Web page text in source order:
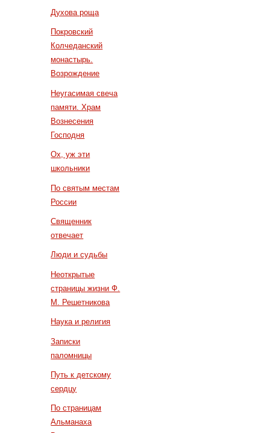
Духова роща
Покровский
Колчеданский
монастырь.
Возрождение
Неугасимая свеча
памяти. Храм
Вознесения
Господня
Ох, уж эти
школьники
По святым местам
России
Священник
отвечает
Люди и судьбы
Неоткрытые
страницы жизни Ф.
М. Решетникова
Наука и религия
Записки
паломницы
Путь к детскому
сердцу
По страницам
Альманаха